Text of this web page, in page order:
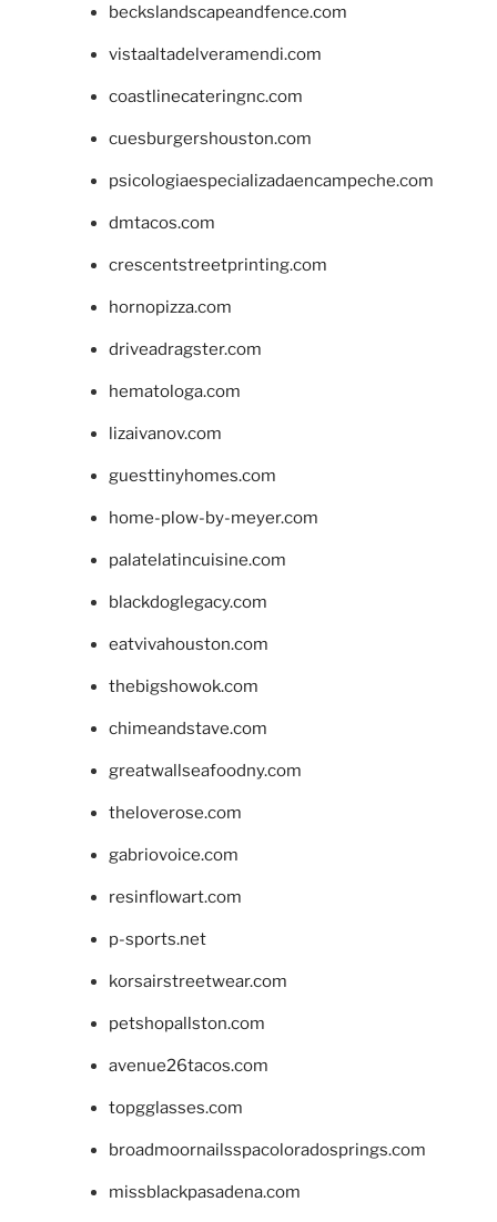
beckslandscapeandfence.com
vistaaltadelveramendi.com
coastlinecateringnc.com
cuesburgershouston.com
psicologiaespecializadaencampeche.com
dmtacos.com
crescentstreetprinting.com
hornopizza.com
driveadragster.com
hematologa.com
lizaivanov.com
guesttinyhomes.com
home-plow-by-meyer.com
palatelatincuisine.com
blackdoglegacy.com
eatvivahouston.com
thebigshowok.com
chimeandstave.com
greatwallseafoodny.com
theloverose.com
gabriovoice.com
resinflowart.com
p-sports.net
korsairstreetwear.com
petshopallston.com
avenue26tacos.com
topgglasses.com
broadmoornailsspacoloradosprings.com
missblackpasadena.com